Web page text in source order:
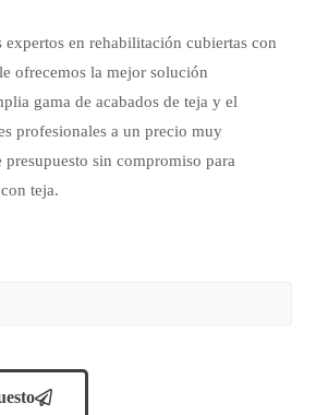
expertos en rehabilitación cubiertas con
ofrecemos la mejor solución
gama de acabados de teja y el
profesionales a un precio muy
sin compromiso para
teja.